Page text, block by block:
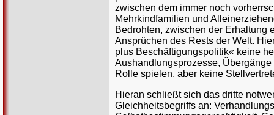
zwischen dem immer noch
Mehrkindfamilien und
Bedrohten, zwischen der Erhaltung
Ansprüchen des Rests der Welt.
plus Beschäftigungspolitik« keine
Aushandlungsprozesse,
Rolle spielen, aber keine
Hieran schließt sich das dritte
Gleichheitsbegriffs an: